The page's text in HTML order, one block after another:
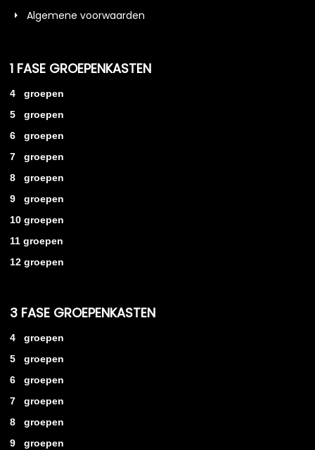
Algemene voorwaarden
1 FASE GROEPENKASTEN
4 groepen
5 groepen
6 groepen
7 groepen
8 groepen
9 groepen
10 groepen
11 groepen
12 groepen
3 FASE GROEPENKASTEN
4 groepen
5 groepen
6 groepen
7 groepen
8 groepen
9 groepen